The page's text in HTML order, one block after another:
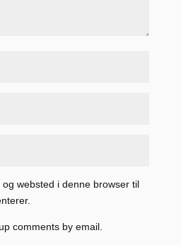
websted i denne browser til
comments by email.